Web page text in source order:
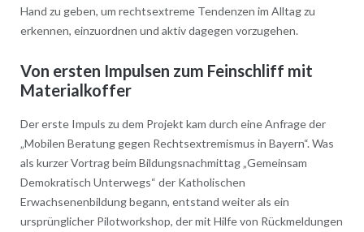
Hand zu geben, um rechtsextreme Tendenzen im Alltag zu
erkennen, einzuordnen und aktiv dagegen vorzugehen.
Von ersten Impulsen zum Feinschliff mit
Materialkoffer
Der erste Impuls zu dem Projekt kam durch eine Anfrage der
„Mobilen Beratung gegen Rechtsextremismus in Bayern“. Was
als kurzer Vortrag beim Bildungsnachmittag „Gemeinsam
Demokratisch Unterwegs“ der Katholischen
Erwachsenenbildung begann, entstand weiter als ein
ursprünglicher Pilotworkshop, der mit Hilfe von Rückmeldungen